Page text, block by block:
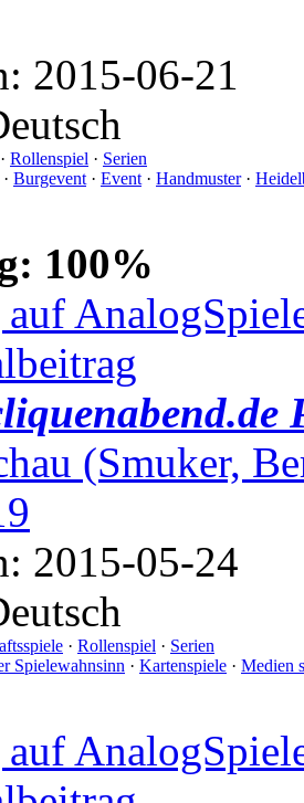
2015-06-21
· Rollenspiel · Serien
· Burgevent · Event · Handmuster·
100%
(Smuker,
2015-05-24
· Rollenspiel · Serien
Spielewahnsinn · Kartenspiele · Medien